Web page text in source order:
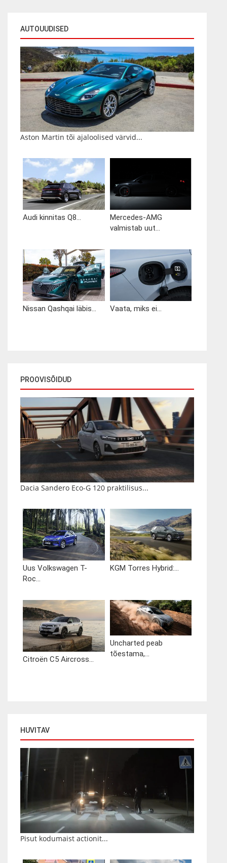
AUTOUUDISED
Aston Martin tõi ajaloolised värvid...
Audi kinnitas Q8...
Mercedes-AMG
valmistab uut...
Nissan Qashqai läbis... Vaata, miks ei...
PROOVISÕIDUD
Dacia Sandero Eco-G 120 praktilisus...
Uus Volkswagen T-
Roc...
KGM Torres Hybrid:...
Citroën C5 Aircross...
Uncharted peab
tõestama,...
HUVITAV
Pisut kodumaist actionit...